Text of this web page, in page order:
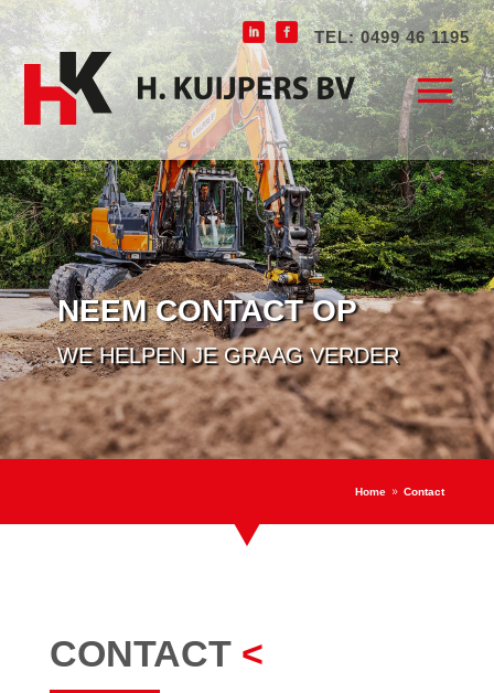
TEL: 0499 46 1195
NEEM CONTACT OP
WE HELPEN JE GRAAG VERDER
Home 9 Contact
CONTACT <